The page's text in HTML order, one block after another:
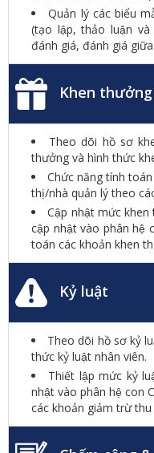
Quản lý các biểu
(tạo lập, thảo luận
đánh giá, đánh giá
Khen thưởng
Theo dõi hồ sơ
thưởng và hình thức
Chức năng tính
thị/nhà quản lý theo
Cập nhật mức
cập nhật vào phân hệ
toán các khoản khen
Kỷ luật
Theo dõi hồ sơ kỷ
thức kỷ luật nhân viên.
Thiết lập mức kỷ
nhật vào phân hệ con
các khoản giảm trừ thu